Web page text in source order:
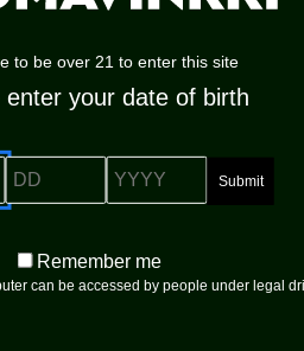
Kuubassa. Alun perin se
to be over 21 to enter this site
enter your date of birth
DD YYYY
Remember
me
Remember me
can be accessed by people under legal